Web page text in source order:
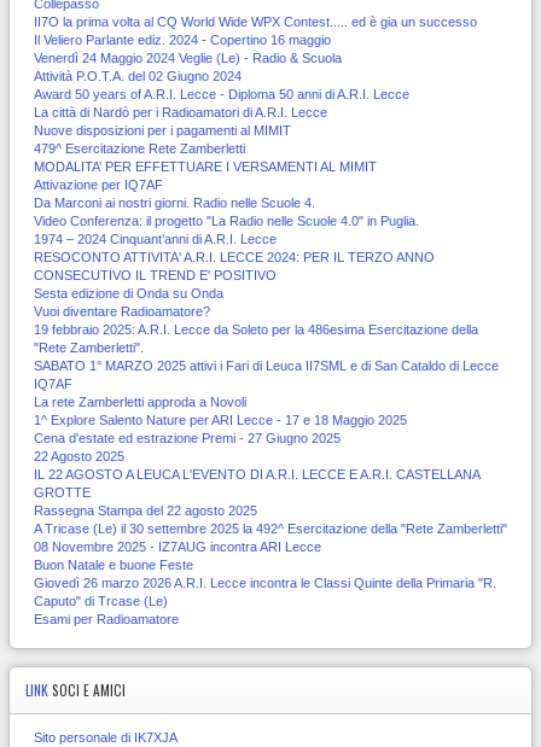
Collepasso
II7O la prima volta al CQ World Wide WPX Contest..... ed è gia un successo
Il Veliero Parlante ediz. 2024 - Copertino 16 maggio
Venerdì 24 Maggio 2024 Veglie (Le) - Radio & Scuola
Attività P.O.T.A. del 02 Giugno 2024
Award 50 years of A.R.I. Lecce - Diploma 50 anni di A.R.I. Lecce
La città di Nardò per i Radioamatori di A.R.I. Lecce
Nuove disposizioni per i pagamenti al MIMIT
479^ Esercitazione Rete Zamberletti
MODALITA’ PER EFFETTUARE I VERSAMENTI AL MIMIT
Attivazione per IQ7AF
Da Marconi ai nostri giorni. Radio nelle Scuole 4.
Video Conferenza: il progetto "La Radio nelle Scuole 4.0" in Puglia.
1974 – 2024 Cinquant’anni di A.R.I. Lecce
RESOCONTO ATTIVITA' A.R.I. LECCE 2024: PER IL TERZO ANNO
CONSECUTIVO IL TREND E' POSITIVO
Sesta edizione di Onda su Onda
Vuoi diventare Radioamatore?
19 febbraio 2025: A.R.I. Lecce da Soleto per la 486esima Esercitazione della
"Rete Zamberletti".
SABATO 1° MARZO 2025 attivi i Fari di Leuca II7SML e di San Cataldo di Lecce
IQ7AF
La rete Zamberletti approda a Novoli
1^ Explore Salento Nature per ARI Lecce - 17 e 18 Maggio 2025
Cena d'estate ed estrazione Premi - 27 Giugno 2025
22 Agosto 2025
IL 22 AGOSTO A LEUCA L'EVENTO DI A.R.I. LECCE E A.R.I. CASTELLANA
GROTTE
Rassegna Stampa del 22 agosto 2025
A Tricase (Le) il 30 settembre 2025 la 492^ Esercitazione della "Rete Zamberletti"
08 Novembre 2025 - IZ7AUG incontra ARI Lecce
Buon Natale e buone Feste
Giovedì 26 marzo 2026 A.R.I. Lecce incontra le Classi Quinte della Primaria "R.
Caputo" di Trcase (Le)
Esami per Radioamatore
LINK SOCI E AMICI
Sito personale di IK7XJA